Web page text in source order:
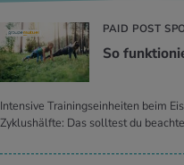
PAID POST
So
Intensive Trainingseinheiten beim
Zyklushälfte: Das solltest du